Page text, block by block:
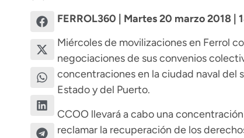
FERROL360 | Martes 20 marzo 2018 |
Miércoles de movilizaciones en Ferrol
negociaciones de sus convenios
concentraciones en la ciudad naval del
Estado y del Puerto.
CCOO llevará a cabo una
reclamar la recuperación de los